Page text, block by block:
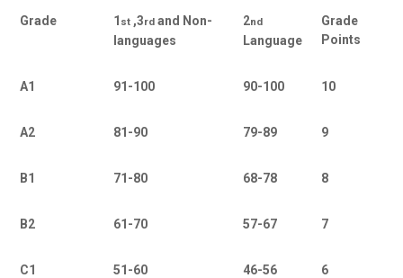
Grade 1 st ,3rd and Non-
languages
2nd
Language
Grade
Points
A1 91-100 90-100 10
A2 81-90 79-89 9
B1 71-80 68-78 8
B2 61-70 57-67 7
C1 51-60 46-56 6